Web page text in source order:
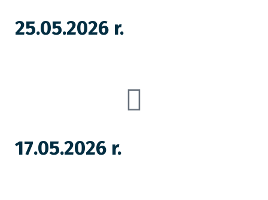
25.05.2026 r.
17.05.2026 r.